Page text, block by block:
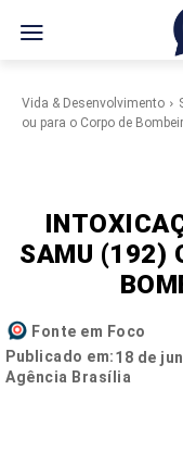
Vida & Desenvolvimento
ou para o Corpo de
SAMU (192)
Fonte em Foco
Publicado em:18 de
Agência Brasília